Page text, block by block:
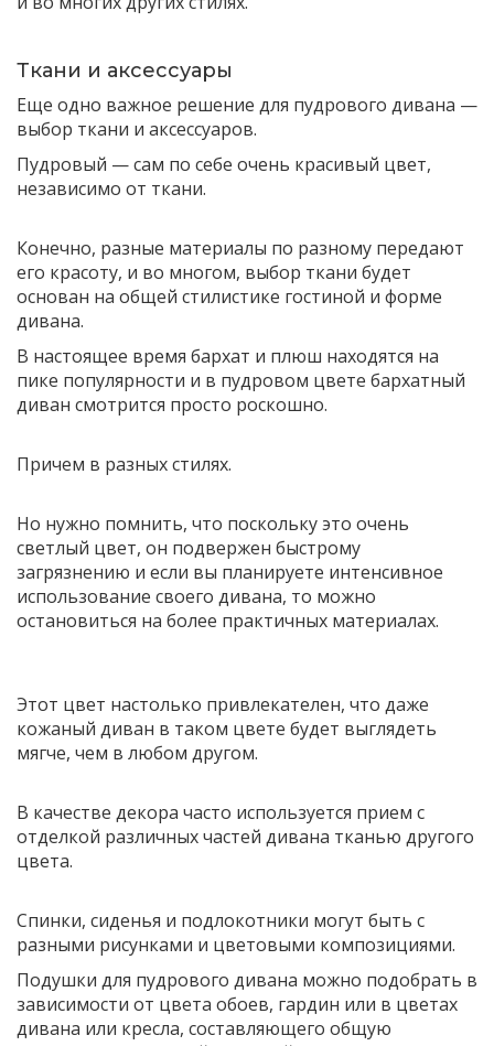
Ткани и аксессуары
Еще одно важное решение для пудрового дивана —
выбор ткани и аксессуаров.
Пудровый — сам по себе очень красивый цвет,
независимо от ткани.
Конечно, разные материалы по разному передают
его красоту, и во многом, выбор ткани будет
основан на общей стилистике гостиной и форме
дивана.
В настоящее время бархат и плюш находятся на
пике популярности и в пудровом цвете бархатный
диван смотрится просто роскошно.
Причем в разных стилях.
Но нужно помнить, что поскольку это очень
светлый цвет, он подвержен быстрому
загрязнению и если вы планируете интенсивное
использование своего дивана, то можно
остановиться на более практичных материалах.
Этот цвет настолько привлекателен, что даже
кожаный диван в таком цвете будет выглядеть
мягче, чем в любом другом.
В качестве декора часто используется прием с
отделкой различных частей дивана тканью другого
цвета.
Спинки, сиденья и подлокотники могут быть с
разными рисунками и цветовыми композициями.
Подушки для пудрового дивана можно подобрать в
зависимости от цвета обоев, гардин или в цветах
дивана или кресла, составляющего общую